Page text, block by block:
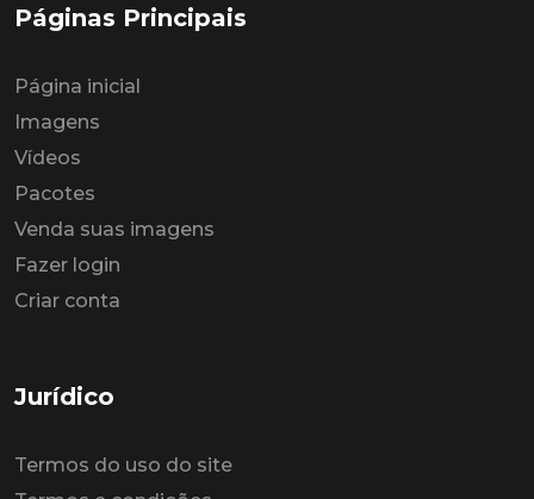
Páginas Principais
Página inicial
Imagens
Vídeos
Pacotes
Venda suas imagens
Fazer login
Criar conta
Jurídico
Termos do uso do site